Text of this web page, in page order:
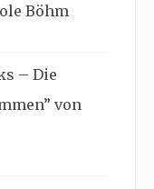
Böhm
– Die
von